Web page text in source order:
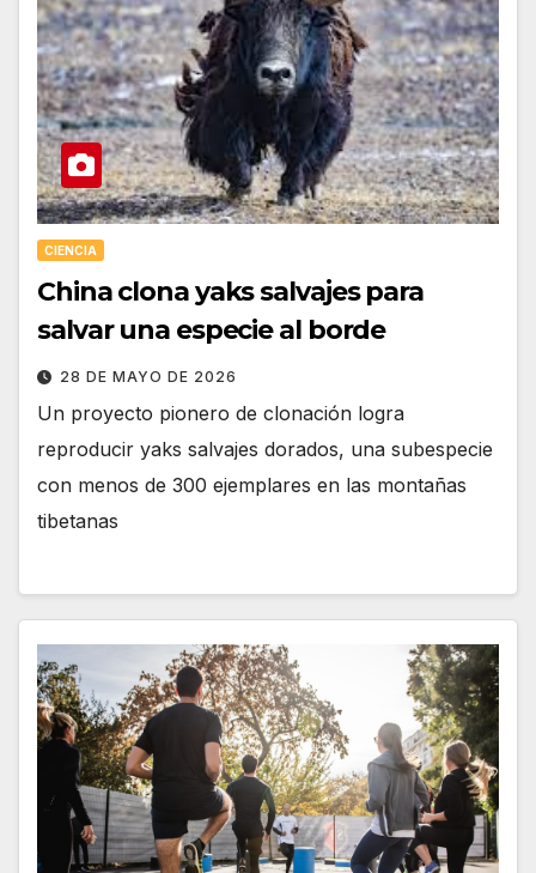
CIENCIA
China clona yaks salvajes para
salvar una especie al borde
28 DE MAYO DE 2026
Un proyecto pionero de clonación logra
reproducir yaks salvajes dorados, una subespecie
con menos de 300 ejemplares en las montañas
tibetanas